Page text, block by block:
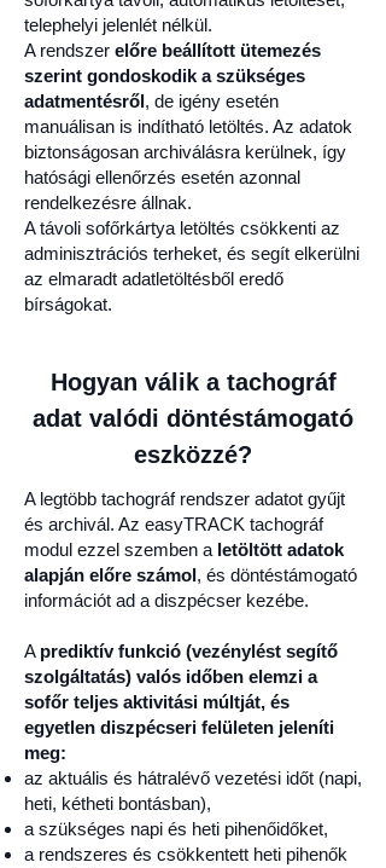
telephelyi jelenlét nélkül.
A rendszer előre beállított ütemezés
szerint gondoskodik a szükséges
adatmentésről, de igény esetén
manuálisan is indítható letöltés. Az adatok
biztonságosan archiválásra kerülnek, így
hatósági ellenőrzés esetén azonnal
rendelkezésre állnak.
A távoli sofőrkártya letöltés csökkenti az
adminisztrációs terheket, és segít elkerülni
az elmaradt adatletöltésből eredő
bírságokat.
Hogyan válik a tachográf
adat valódi döntéstámogató
eszközzé?
A legtöbb tachográf rendszer adatot gyűjt
és archivál. Az easyTRACK tachográf
modul ezzel szemben a letöltött adatok
alapján előre számol, és döntéstámogató
információt ad a diszpécser kezébe.
A prediktív funkció (vezénylést segítő
szolgáltatás) valós időben elemzi a
sofőr teljes aktivitási múltját, és
egyetlen diszpécseri felületen jeleníti
meg:
az aktuális és hátralévő vezetési időt (napi,
heti, kétheti bontásban),
a szükséges napi és heti pihenőidőket,
a rendszeres és csökkentett heti pihenők